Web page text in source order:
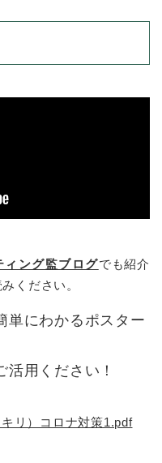
ィング監ブログでも紹介
ください。
にわかるポスター
用ください！
リ）コロナ対策1.pdf